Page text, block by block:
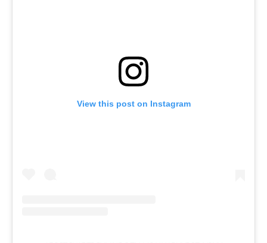
View this post on Instagram